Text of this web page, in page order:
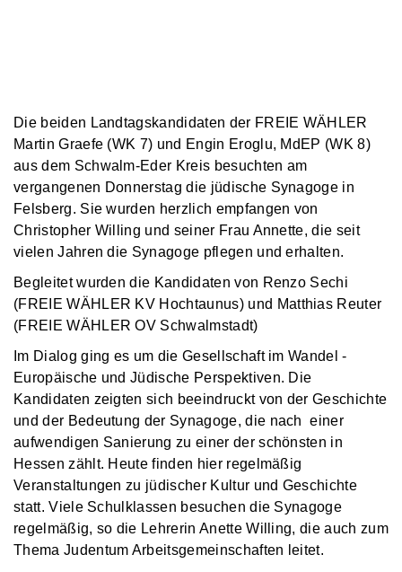
Die beiden Landtagskandidaten der FREIE WÄHLER
Martin Graefe (WK 7) und Engin Eroglu, MdEP (WK 8)
aus dem Schwalm-Eder Kreis besuchten am
vergangenen Donnerstag die jüdische Synagoge in
Felsberg. Sie wurden herzlich empfangen von
Christopher Willing und seiner Frau Annette, die seit
vielen Jahren die Synagoge pflegen und erhalten.
Begleitet wurden die Kandidaten von Renzo Sechi
(FREIE WÄHLER KV Hochtaunus) und Matthias Reuter
(FREIE WÄHLER OV Schwalmstadt)
Im Dialog ging es um die Gesellschaft im Wandel -
Europäische und Jüdische Perspektiven. Die
Kandidaten zeigten sich beeindruckt von der Geschichte
und der Bedeutung der Synagoge, die nach einer
aufwendigen Sanierung zu einer der schönsten in
Hessen zählt. Heute finden hier regelmäßig
Veranstaltungen zu jüdischer Kultur und Geschichte
statt. Viele Schulklassen besuchen die Synagoge
regelmäßig, so die Lehrerin Anette Willing, die auch zum
Thema Judentum Arbeitsgemeinschaften leitet.